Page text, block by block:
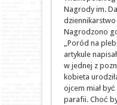
Nagrody im.
Nagrodzono
„Poród na
artykule
w jednej z
kobieta
ojcem miał
parafii. Choć